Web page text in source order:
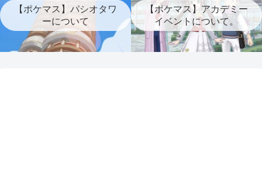
【ポケマス】パシオタワ
ーについて
【ポケマス】アカデミー
イベントについて。